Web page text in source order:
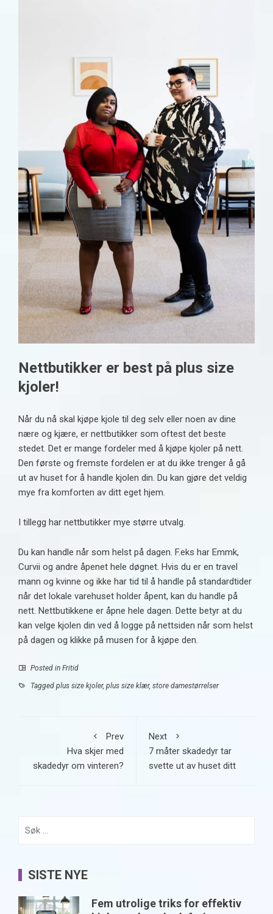
Nettbutikker er best på plus size
kjoler!
Når du nå skal kjøpe kjole til deg selv eller noen av dine
nære og kjære, er nettbutikker som oftest det beste
stedet. Det er mange fordeler med å kjøpe kjoler på nett.
Den første og fremste fordelen er at du ikke trenger å gå
ut av huset for å handle kjolen din. Du kan gjøre det veldig
mye fra komforten av ditt eget hjem.
I tillegg har nettbutikker mye større utvalg.
Du kan handle når som helst på dagen. F.eks har Emmk,
Curvii og andre åpenet hele døgnet. Hvis du er en travel
mann og kvinne og ikke har tid til å handle på standardtider
når det lokale varehuset holder åpent, kan du handle på
nett. Nettbutikkene er åpne hele dagen. Dette betyr at du
kan velge kjolen din ved å logge på nettsiden når som helst
på dagen og klikke på musen for å kjøpe den.
Posted in Fritid
Tagged plus size kjoler, plus size klær, store damestørrelser
Prev
Hva skjer med
skadedyr om vinteren?
Next
7 måter skadedyr tar
svette ut av huset ditt
etter:
SISTE NYE
Fem utrolige triks for effektiv